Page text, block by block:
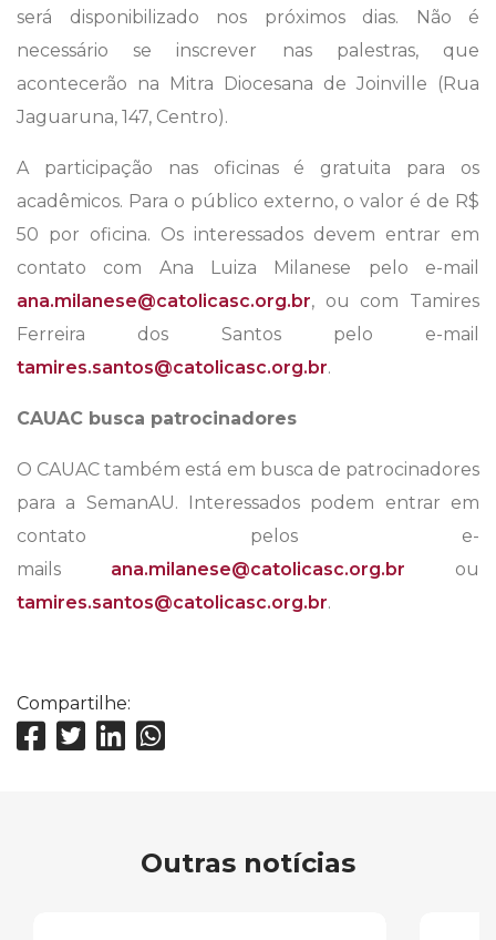
será disponibilizado nos próximos dias. Não é
necessário se inscrever nas palestras, que
acontecerão na Mitra Diocesana de Joinville (Rua
Jaguaruna, 147, Centro).
A participação nas oficinas é gratuita para os
acadêmicos. Para o público externo, o valor é de R$
50 por oficina. Os interessados devem entrar em
contato com Ana Luiza Milanese pelo e-mail
ana.milanese@catolicasc.org.br, ou com Tamires
Ferreira dos Santos pelo e-mail
tamires.santos@catolicasc.org.br.
CAUAC busca patrocinadores
O CAUAC também está em busca de patrocinadores
para a SemanAU. Interessados podem entrar em
contato pelos e-
mails ana.milanese@catolicasc.org.br ou
tamires.santos@catolicasc.org.br.
Compartilhe:
Outras notícias